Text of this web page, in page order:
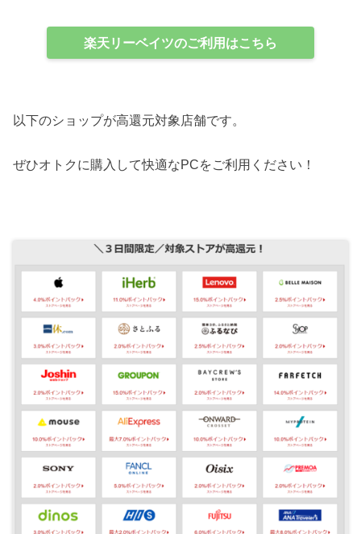
楽天リーベイツのご利用はこちら
以下のショップが高還元対象店舗です。
ぜひオトクに購入して快適なPCをご利用ください！